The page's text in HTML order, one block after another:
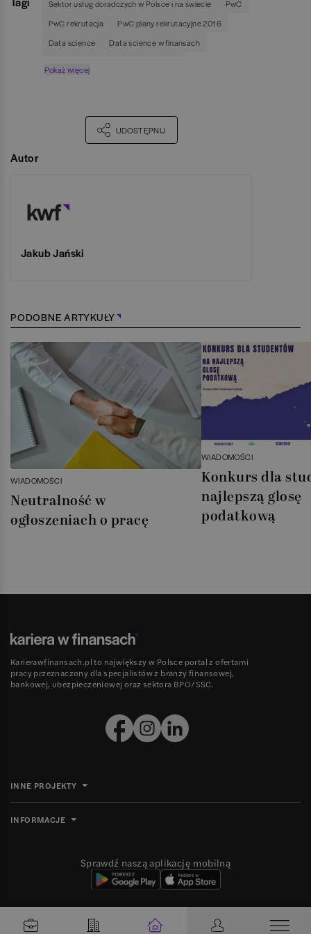
Sektor usług doradczych w Polsce i na świecie
PwC
PwC rekrutacja
PwC plany rekrutacyjne 2016
Data science
Data science w finansach
Zastosowanie big data w finansach
Pokaż więcej
UDOSTĘPNIJ
Autor
Jakub Jański
PODOBNE ARTYKUŁY
WIADOMOŚCI
Neutralność w
ogłoszeniach o pracę
WIADOMOŚCI
Konkurs dla
najlepszą glosę
podatkową
Karierawfinansach.pl to największy w Polsce portal z ofertami
pracy przeznaczony dla specjalistów z branży finansowej,
bankowej, ubezpieczeniowej oraz sektora BPO/SSC.
INNE PROJEKTY
INFORMACJE
Sprawdź naszą aplikację mobilną
Ⓒ 2008- 2026Grupa MBE sp. z o.o. Wszelkie prawa zastrzeżone.